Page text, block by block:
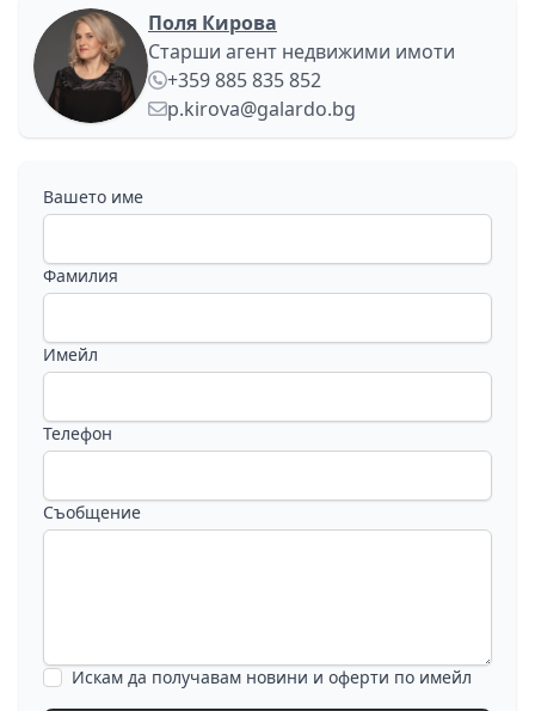
Поля Кирова
Старши агент недвижими имоти
+359 885 835 852
p.kirova@galardo.bg
Вашето име
Фамилия
Имейл
Телефон
Съобщение
Искам да получавам новини и оферти по имейл